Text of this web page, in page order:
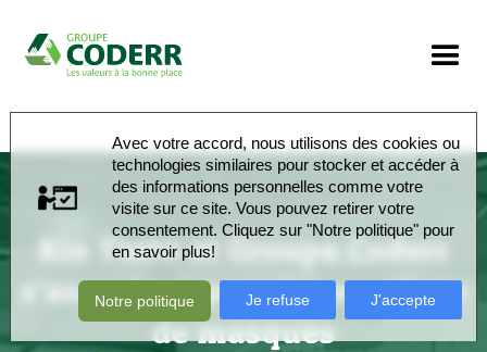
Avec votre accord, nous utilisons des cookies ou
technologies similaires pour stocker et accéder à
des informations personnelles comme votre
visite sur ce site. Vous pouvez retirer votre
consentement. Cliquez sur "Notre politique" pour
en savoir plus!
Notre politique Je refuse J'accepte
Rio Tinto et Groupe Coderr
s’associent pour le recyclage
de masques